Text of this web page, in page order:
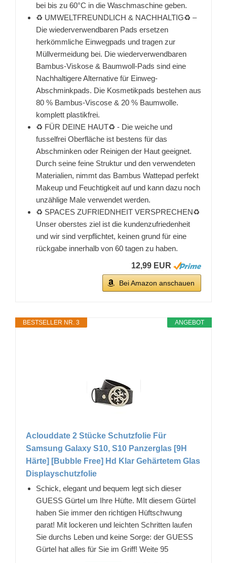
bei bis zu 60°C in die Waschmaschine geben.
♻️ UMWELTFREUNDLICH & NACHHALTIG♻️ –
Die wiederverwendbaren Pads ersetzen
herkömmliche Einwegpads und tragen zur
Müllvermeidung bei. Die wiederverwendbaren
Bambus-Viskose & Baumwoll-Pads sind eine
Nachhaltigere Alternative für Einweg-
Abschminkpads. Die Kosmetikpads bestehen aus
80 % Bambus-Viscose & 20 % Baumwolle.
komplett plastikfrei.
♻️ FÜR DEINE HAUT♻️ - Die weiche und
fusselfrei Oberfläche ist bestens für das
Abschminken oder Reinigen der Haut geeignet.
Durch seine feine Struktur und den verwendeten
Materialien, nimmt das Bambus Wattepad perfekt
Makeup und Feuchtigkeit auf und kann dazu noch
unzählige Male verwendet werden.
♻️ SPACES ZUFRIEDNHEIT VERSPRECHEN♻️
Unser oberstes ziel ist die kundenzufriedenheit
und wir sind verpflichtet, keinen grund für eine
rückgabe innerhalb von 60 tagen zu haben.
12,99 EUR
Bei Amazon anschauen
ANGEBOT
BESTSELLER NR. 3
Aclouddate 2 Stücke Schutzfolie Für
Samsung Galaxy S10, S10 Panzerglas [9H
Härte] [Bubble Free] Hd Klar Gehärtetem Glas
Displayschutzfolie
Schick, elegant und bequem legt sich dieser
GUESS Gürtel um Ihre Hüfte. MIt diesem Gürtel
haben Sie immer den richtigen Hüftschwung
parat! Mit lockeren und leichten Schritten laufen
Sie durchs Leben und keine Sorge: der GUESS
Gürtel hat alles für Sie im Griff! Weite 95